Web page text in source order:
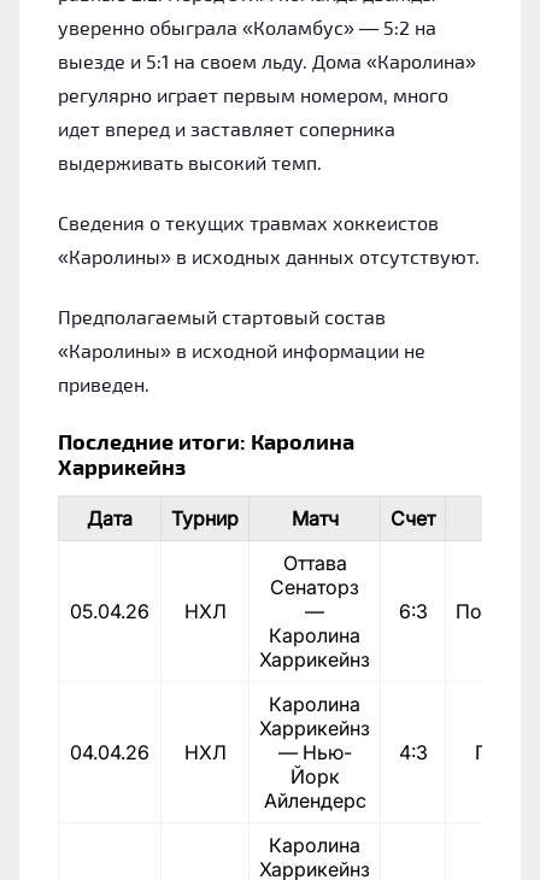
уверенно обыграла «Коламбус» — 5:2 на
выезде и 5:1 на своем льду. Дома «Каролина»
регулярно играет первым номером, много
идет вперед и заставляет соперника
выдерживать высокий темп.
Сведения о текущих травмах хоккеистов
«Каролины» в исходных данных отсутствуют.
Предполагаемый стартовый состав
«Каролины» в исходной информации не
приведен.
Последние итоги: Каролина
Харрикейнз
Дата Турнир Матч Счет
05.04.26 НХЛ
Оттава
Сенаторз
—
Каролина
Харрикейнз
6:3
04.04.26 НХЛ
Каролина
Харрикейнз
— Нью-
Йорк
Айлендерс
4:3
Каролина
Харрикейнз